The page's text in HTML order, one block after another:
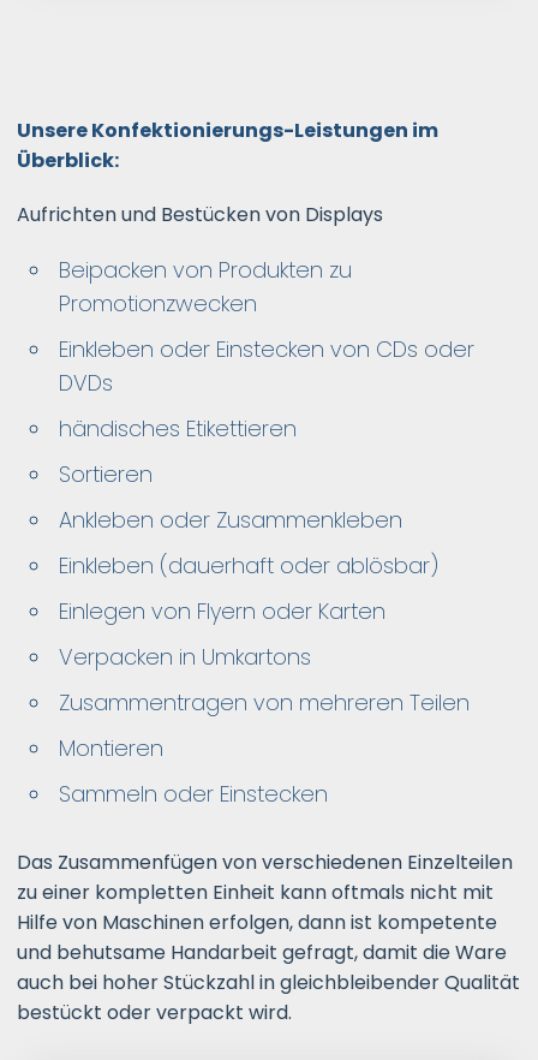
Unsere Konfektionierungs-Leistungen im
Überblick:
Aufrichten und Bestücken von Displays
Beipacken von Produkten zu
Promotionzwecken
Einkleben oder Einstecken von CDs oder
DVDs
händisches Etikettieren
Sortieren
Ankleben oder Zusammenkleben
Einkleben (dauerhaft oder ablösbar)
Einlegen von Flyern oder Karten
Verpacken in Umkartons
Zusammentragen von mehreren Teilen
Montieren
Sammeln oder Einstecken
Das Zusammenfügen von verschiedenen Einzelteilen
zu einer kompletten Einheit kann oftmals nicht mit
Hilfe von Maschinen erfolgen, dann ist kompetente
und behutsame Handarbeit gefragt, damit die Ware
auch bei hoher Stückzahl in gleichbleibender Qualität
bestückt oder verpackt wird.